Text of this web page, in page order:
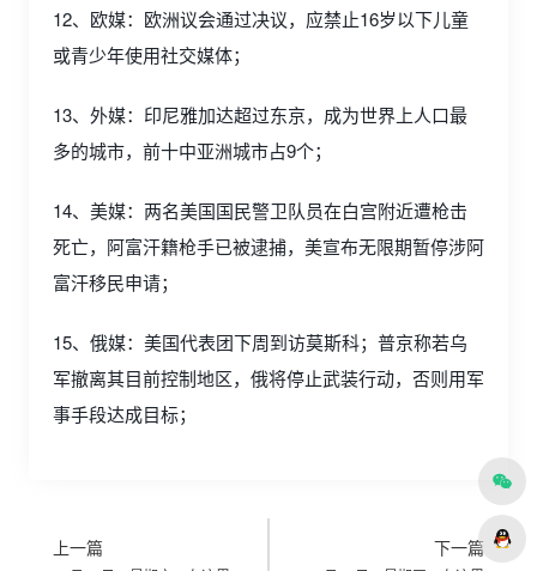
12、欧媒：欧洲议会通过决议，应禁止16岁以下儿童
或青少年使用社交媒体；
13、外媒：印尼雅加达超过东京，成为世界上人口最
多的城市，前十中亚洲城市占9个；
14、美媒：两名美国国民警卫队员在白宫附近遭枪击
死亡，阿富汗籍枪手已被逮捕，美宣布无限期暂停涉阿
富汗移民申请；
15、俄媒：美国代表团下周到访莫斯科；普京称若乌
军撤离其目前控制地区，俄将停止武装行动，否则用军
事手段达成目标；
上一篇 下一篇